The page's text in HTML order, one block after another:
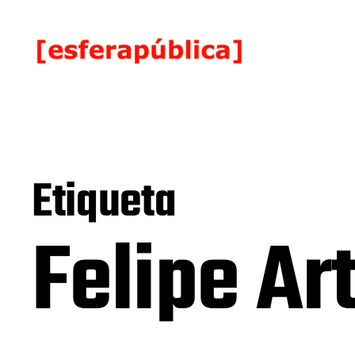
Etiqueta
Felipe